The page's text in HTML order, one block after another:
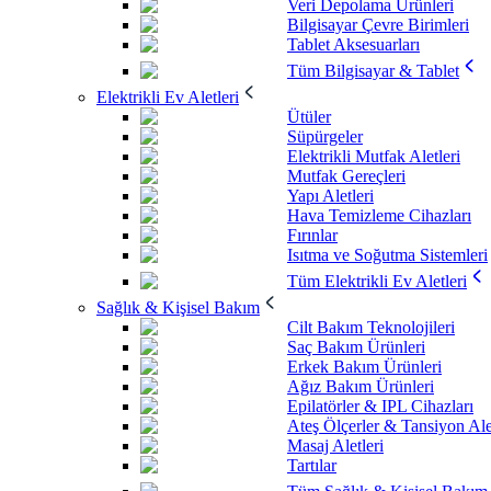
Veri Depolama Ürünleri
Bilgisayar Çevre Birimleri
Tablet Aksesuarları
Tüm Bilgisayar & Tablet
Elektrikli Ev Aletleri
Ütüler
Süpürgeler
Elektrikli Mutfak Aletleri
Mutfak Gereçleri
Yapı Aletleri
Hava Temizleme Cihazları
Fırınlar
Isıtma ve Soğutma Sistemleri
Tüm Elektrikli Ev Aletleri
Sağlık & Kişisel Bakım
Cilt Bakım Teknolojileri
Saç Bakım Ürünleri
Erkek Bakım Ürünleri
Ağız Bakım Ürünleri
Epilatörler & IPL Cihazları
Ateş Ölçerler & Tansiyon
Masaj Aletleri
Tartılar